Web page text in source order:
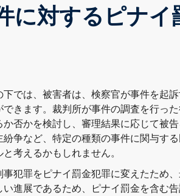
に対するピナイ
では、被害者は、検察官が事件を起
きます。裁判所が事件の調査を行った
否かを検討し、審理結果に応じて被
争など、特定の種類の事件に関与する
考えるかもしれません。
犯罪をピナイ罰金犯罪に変えたため
進展であるため、ピナイ罰金を含む